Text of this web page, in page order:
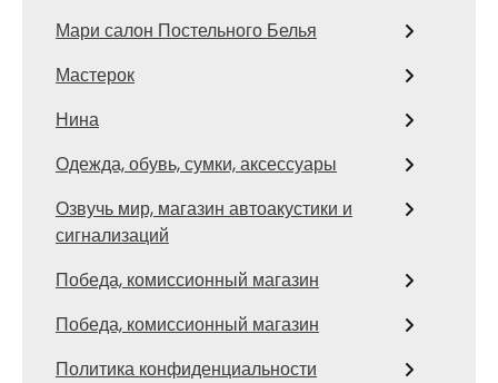
Мари салон Постельного Белья
Мастерок
Нина
Одежда, обувь, сумки, аксессуары
Озвучь мир, магазин автоакустики и
сигнализаций
Победа, комиссионный магазин
Победа, комиссионный магазин
Политика конфиденциальности